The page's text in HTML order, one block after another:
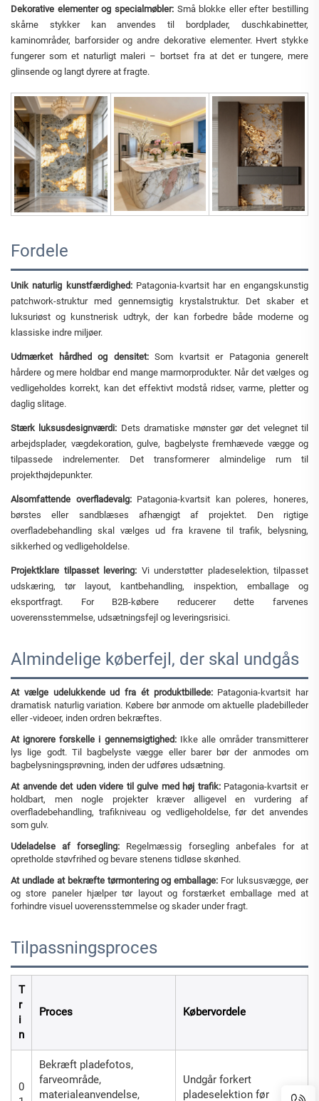
Dekorative elementer og specialmøbler: Små blokke eller efter bestilling
skårne stykker kan anvendes til bordplader, duschkabinetter,
kaminområder, barforsider og andre dekorative elementer. Hvert stykke
fungerer som et naturligt maleri – bortset fra at det er tungere, mere
glinsende og langt dyrere at fragte.
Fordele
Unik naturlig kunstfærdighed: Patagonia-kvartsit har en engangskunstig
patchwork-struktur med gennemsigtig krystalstruktur. Det skaber et
luksuriøst og kunstnerisk udtryk, der kan forbedre både moderne og
klassiske indre miljøer.
Udmærket hårdhed og densitet: Som kvartsit er Patagonia generelt
hårdere og mere holdbar end mange marmorprodukter. Når det vælges og
vedligeholdes korrekt, kan det effektivt modstå ridser, varme, pletter og
daglig slitage.
Stærk luksusdesignværdi: Dets dramatiske mønster gør det velegnet til
arbejdsplader, vægdekoration, gulve, bagbelyste fremhævede vægge og
tilpassede indrelementer. Det transformerer almindelige rum til
projekthøjdepunkter.
Alsomfattende overfladevalg: Patagonia-kvartsit kan poleres, honeres,
børstes eller sandblæses afhængigt af projektet. Den rigtige
overfladebehandling skal vælges ud fra kravene til trafik, belysning,
sikkerhed og vedligeholdelse.
Projektklare tilpasset levering: Vi understøtter pladeselektion, tilpasset
udskæring, tør layout, kantbehandling, inspektion, emballage og
eksportfragt. For B2B-købere reducerer dette farvenes
uoverensstemmelse, udsætningsfejl og leveringsrisici.
Almindelige køberfejl, der skal undgås
At vælge udelukkende ud fra ét produktbillede: Patagonia-kvartsit har
dramatisk naturlig variation. Købere bør anmode om aktuelle pladebilleder
eller -videoer, inden ordren bekræftes.
At ignorere forskelle i gennemsigtighed: Ikke alle områder transmitterer
lys lige godt. Til bagbelyste vægge eller barer bør der anmodes om
bagbelysningsprøvning, inden der udføres udsætning.
At anvende det uden videre til gulve med høj trafik: Patagonia-kvartsit er
holdbart, men nogle projekter kræver alligevel en vurdering af
overfladebehandling, trafikniveau og vedligeholdelse, før det anvendes
som gulv.
Udeladelse af forsegling: Regelmæssig forsegling anbefales for at
opretholde støvfrihed og bevare stenens tidløse skønhed.
At undlade at bekræfte tørmontering og emballage: For luksusvægge, øer
og store paneler hjælper tør layout og forstærket emballage med at
forhindre visuel uoverensstemmelse og skader under fragt.
Tilpassningsproces
T
r
i
n
Proces Købervordele
0
Bekræft pladefotos,
farveområde,
materialeanvendelse,
Undgår forkert
pladeselektion før